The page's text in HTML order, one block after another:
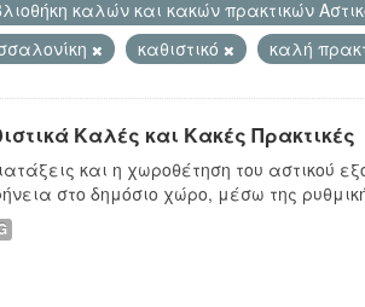
καλών και κακών πρακτικών
καθιστικό καλή
Καλές και Κακές Πρακτικές
και η χωροθέτηση του αστικού
στο δημόσιο χώρο, μέσω της